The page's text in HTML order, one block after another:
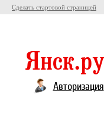
Сделать стартовой страницей
Авторизация